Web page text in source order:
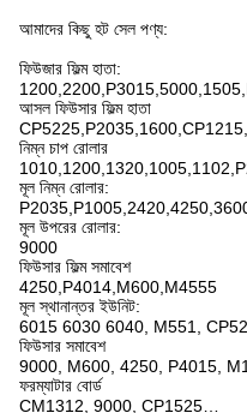
আমাদের কিছু হট সেল পণ্য:
ফিউজার ফিল্ম হাতা:
আসল ফিউসার ফিল্ম হাতা
নিম্ন চাপ রোলার
মূল নিম্ন রোলার:
মূল উপরের রোলার:
9000
ফিউসার ফিল্ম সমাবেশ
4250,P4014,M600,M4555
মূল স্থানান্তর ইউনিট:
6015 6030 6040, M551,
ফিউসার সমাবেশ
9000, M600, 4250, P4015,
ফরম্যাটার বোর্ড
CM1312, 9000, CP1525…